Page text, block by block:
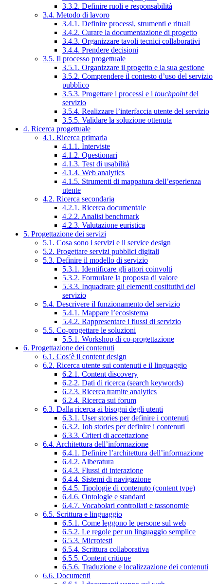
3.3.2. Definire ruoli e responsabilità
3.4. Metodo di lavoro
3.4.1. Definire processi, strumenti e rituali
3.4.2. Curare la documentazione di progetto
3.4.3. Organizzare tavoli tecnici collaborativi
3.4.4. Prendere decisioni
3.5. Il processo progettuale
3.5.1. Organizzare il progetto e la sua gestione
3.5.2. Comprendere il contesto d’uso del servizio
pubblico
3.5.3. Progettare i processi e i touchpointdel
servizio
3.5.4. Realizzare l’interfaccia utente del servizio
3.5.5. Validare la soluzione ottenuta
4. Ricerca progettuale
4.1. Ricerca primaria
4.1.1. Interviste
4.1.2. Questionari
4.1.3. Test di usabilità
4.1.4. Web analytics
4.1.5. Strumenti di mappatura dell’esperienza
utente
4.2. Ricerca secondaria
4.2.1. Ricerca documentale
4.2.2. Analisi benchmark
4.2.3. Valutazione euristica
5. Progettazione dei servizi
5.1. Cosa sono i servizi e il service design
5.2. Progettare servizi pubblici digitali
5.3. Definire il modello di servizio
5.3.1. Identificare gli attori coinvolti
5.3.2. Formulare la proposta di valore
5.3.3. Inquadrare gli elementi costitutivi del
servizio
5.4. Descrivere il funzionamento del servizio
5.4.1. Mappare l’ecosistema
5.4.2. Rappresentare i flussi di servizio
5.5. Co-progettare le soluzioni
5.5.1. Workshop di co-progettazione
6. Progettazione dei contenuti
6.1. Cos’è il content design
6.2. Ricerca utente sui contenuti e il linguaggio
6.2.1. Content discovery
6.2.2. Dati di ricerca (search keywords)
6.2.3. Ricerca tramite analytics
6.2.4. Ricerca sui forum
6.3. Dalla ricerca ai bisogni degli utenti
6.3.1. User stories per definire i contenuti
6.3.2. Job stories per definire i contenuti
6.3.3. Criteri di accettazione
6.4. Architettura dell’informazione
6.4.1. Definire l’architettura dell’informazione
6.4.2. Alberatura
6.4.3. Flussi di interazione
6.4.4. Sistemi di navigazione
6.4.5. Tipologie di contenuto (content type)
6.4.6. Ontologie e standard
6.4.7. Vocabolari controllati e tassonomie
6.5. Scrittura e linguaggio
6.5.1. Come leggono le persone sul web
6.5.2. Le regole per un linguaggio semplice
6.5.3. Microtesti
6.5.4. Scrittura collaborativa
6.5.5. Content critique
6.5.6. Traduzione e localizzazione dei contenuti
6.6. Documenti